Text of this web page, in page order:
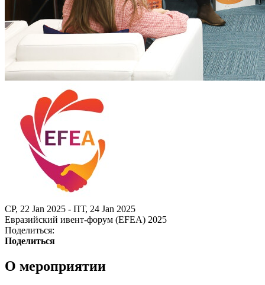
СР, 22 Jan 2025 - ПТ, 24 Jan 2025
Евразийский ивент-форум (EFEA) 2025
Поделиться:
Поделиться
О мероприятии